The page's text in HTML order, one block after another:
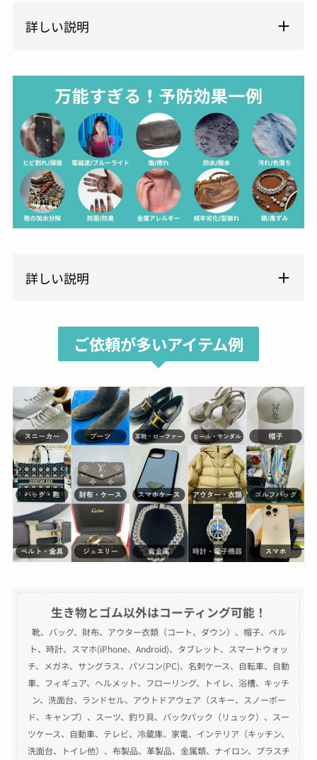
詳しい説明
詳しい説明
ご依頼が多いアイテム例
生き物とゴム以外はコーティング可能！
靴、バッグ、財布、アウター衣類（コート、ダウン）、帽子、ベル
ト、時計、スマホ(iPhone、Android)、タブレット、スマートウォッ
チ、メガネ、サングラス、パソコン(PC)、名刺ケース、自転車、自動
車、フィギュア、ヘルメット、フローリング、トイレ、浴槽、キッチ
ン、洗面台、ランドセル、アウトドアウェア（スキー、スノーボー
ド、キャンプ）、スーツ、釣り具、バックパック（リュック）、スー
ツケース、自動車、テレビ、冷蔵庫、家電、インテリア（キッチン、
洗面台、トイレ他）、布製品、革製品、金属類、ナイロン、プラスチ